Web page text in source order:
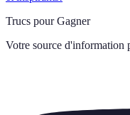
Trucs pour Gagner
Votre source d'information